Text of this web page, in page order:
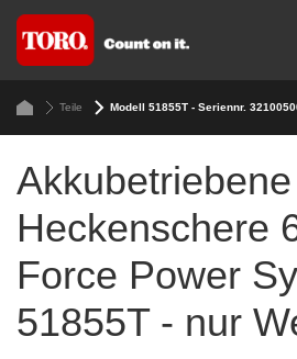
Teile Modell 51855T - Seriennr.
Akkubetriebene
Heckenschere
Force Power
51855T - nur